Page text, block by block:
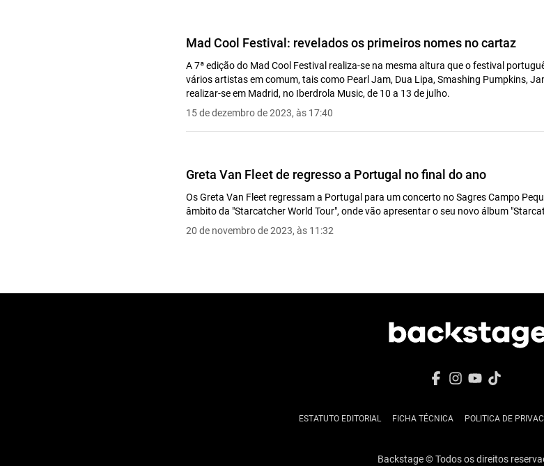
Mad Cool Festival: revelados os primeiros nomes no cartaz
A 7ª edição do Mad Cool Festival realiza-se na mesma altura que o festival
vários artistas em comum, tais como Pearl Jam, Dua Lipa, Smashing Pumpkins,
realizar-se em Madrid, no Iberdrola Music, de 10 a 13 de julho.
15 de dezembro de 2023, às 17:40
Greta Van Fleet de regresso a Portugal no final do ano
Os Greta Van Fleet regressam a Portugal para um concerto no Sagres Campo
âmbito da "Starcatcher World Tour", onde vão apresentar o seu novo álbum
20 de novembro de 2023, às 11:32
ESTATUTO EDITORIAL FICHA TÉCNICA POLITICA DE
Backstage © Todos os direitos